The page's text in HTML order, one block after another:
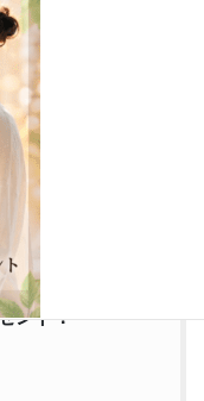
日）
限り）
ト！